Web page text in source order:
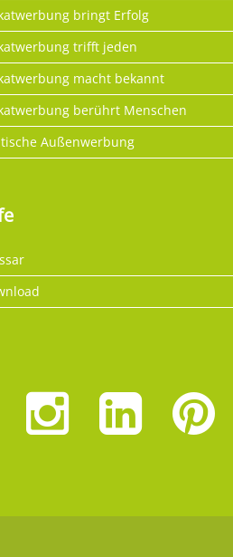
bringt Erfolg
trifft jeden
macht bekannt
berührt Menschen
Außenwerbung